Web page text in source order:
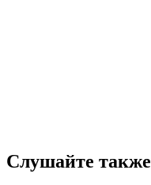
Слушайте также